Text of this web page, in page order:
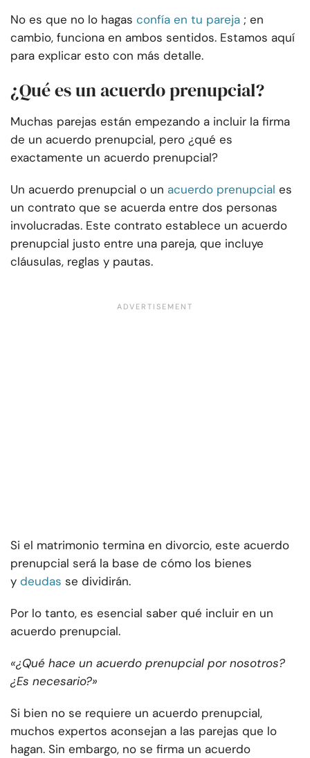
No es que no lo hagas confía en tu pareja ; en
cambio, funciona en ambos sentidos. Estamos aquí
para explicar esto con más detalle.
¿Qué es un acuerdo prenupcial?
Muchas parejas están empezando a incluir la firma
de un acuerdo prenupcial, pero ¿qué es
exactamente un acuerdo prenupcial?
Un acuerdo prenupcial o un acuerdo prenupcial es
un contrato que se acuerda entre dos personas
involucradas. Este contrato establece un acuerdo
prenupcial justo entre una pareja, que incluye
cláusulas, reglas y pautas.
Si el matrimonio termina en divorcio, este acuerdo
prenupcial será la base de cómo los bienes
y deudas se dividirán.
Por lo tanto, es esencial saber qué incluir en un
acuerdo prenupcial.
«¿Qué hace un acuerdo prenupcial por nosotros?
¿Es necesario?»
Si bien no se requiere un acuerdo prenupcial,
muchos expertos aconsejan a las parejas que lo
hagan. Sin embargo, no se firma un acuerdo